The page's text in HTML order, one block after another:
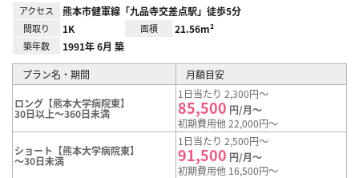
アクセス 熊本市健軍線「九品寺交差点駅」徒歩5分
間取り 1K 面積 21.56m²
築年数 1991年 6月 築
プラン名・期間 月額目安
ロング【熊本大学病院東】
30日以上～360日未満
1日当たり 2,300円～
85,500 円/月～
初期費用他 22,000円～
ショート【熊本大学病院東】
～30日未満
1日当たり 2,500円～
91,500 円/月～
初期費用他 16,500円～